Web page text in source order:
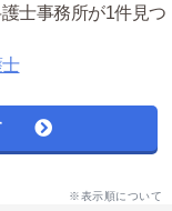
士事務所が1件見つ
※表示順について